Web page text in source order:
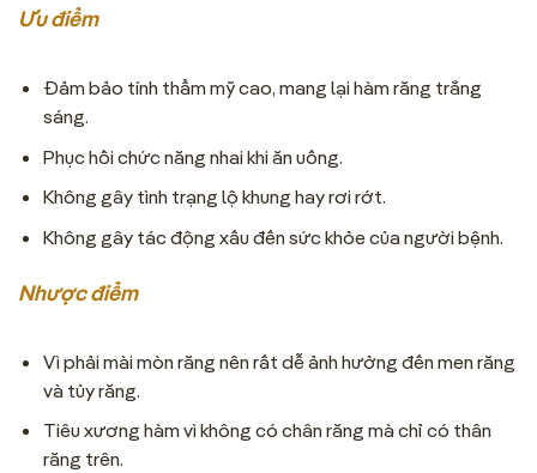
Ưu điểm
Đảm bảo tính thẩm mỹ cao, mang lại hàm răng trắng
sáng.
Phục hồi chức năng nhai khi ăn uống.
Không gây tình trạng lộ khung hay rơi rớt.
Không gây tác động xấu đến sức khỏe của người bệnh.
Nhược điểm
Vì phải mài mòn răng nên rất dễ ảnh hưởng đến men răng
và tủy răng.
Tiêu xương hàm vì không có chân răng mà chỉ có thân
răng trên.